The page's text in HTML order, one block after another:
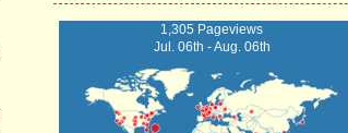
1,305 Pageviews
Jul. 06th - Aug. 06th